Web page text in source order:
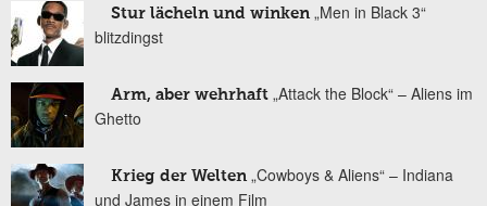
Stur lächeln und winken „Men in Black 3“
blitzdingst
Arm, aber wehrhaft „Attack the Block“ – Aliens im
Ghetto
Krieg der Welten „Cowboys & Aliens“ – Indiana
und James in einem Film